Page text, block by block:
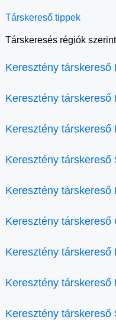
Társkereső tippek
Társkeresés régiók szerint
Keresztény társkereső
Keresztény társkereső
Keresztény társkereső
Keresztény társkereső
Keresztény társkereső
Keresztény társkereső
Keresztény társkereső
Keresztény társkereső
Keresztény társkereső